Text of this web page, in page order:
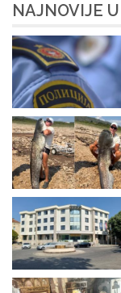
NAJNOVIJE